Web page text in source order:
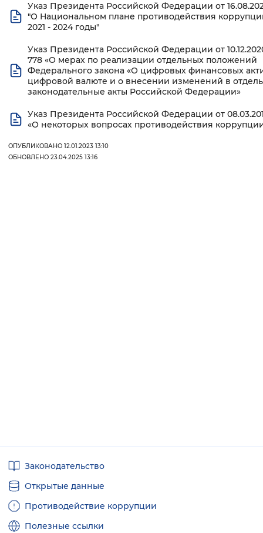
Указ Президента Российской Федерации от
"О Национальном плане противодействия
2021 - 2024 годы"
Указ Президента Российской Федерации от
778 «О мерах по реализации отдельных положений
Федерального закона «О цифровых финансовых
цифровой валюте и о внесении изменений в
законодательные акты Российской Федерации»
Указ Президента Российской Федерации от
«О некоторых вопросах противодействия
ОПУБЛИКОВАНО 12.01.2023 13:10
ОБНОВЛЕНО 23.04.2025 13:16
ссылкиЗаконодательство
Открытые данные
Противодействие коррупции
Полезные ссылки